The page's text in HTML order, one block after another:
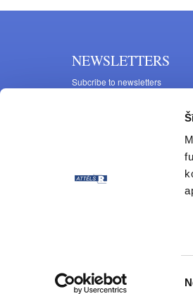
NEWSLETTERS
Subcribe to newsletters
© ATTĒLS R 1997 - 2024